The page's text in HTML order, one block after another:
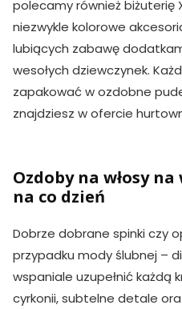
polecamy również biżuterię
niezwykle kolorowe
lubiących zabawę
wesołych dziewczynek.
zapakować w ozdobne
znajdziesz w ofercie
Ozdoby na włosy
na co dzień
Dobrze dobrane spinki czy
przypadku mody ślubnej –
wspaniale uzupełnić każdą
cyrkonii, subtelne detale